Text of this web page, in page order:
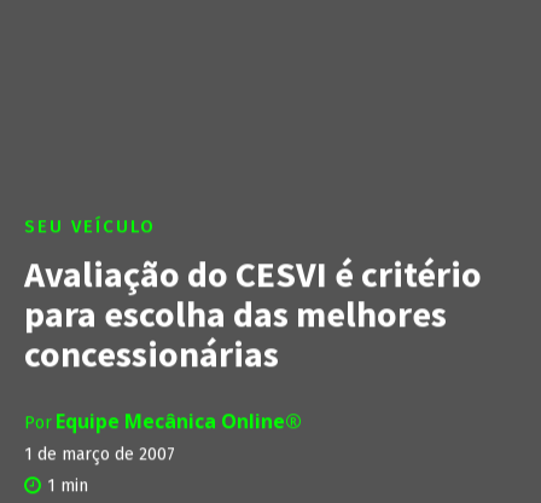
SEU VEÍCULO
Avaliação do CESVI é critério
para escolha das melhores
concessionárias
Por Equipe Mecânica Online®
1 de março de 2007
1 min